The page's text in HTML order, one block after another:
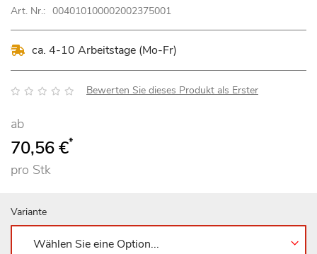
Art. Nr.: 004010100002002375001
ca. 4-10 Arbeitstage (Mo-Fr)
Bewertung: Bewerten Sie dieses Produkt als Erster
ab
70,56 €*
pro Stk
Variante